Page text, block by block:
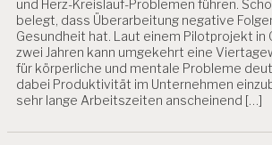
und Herz-Kreislauf-Problemen führen.
belegt, dass Überarbeitung negative
Gesundheit hat. Laut einem Pilotprojekt in
zwei Jahren kann umgekehrt eine
für körperliche und mentale Probleme
dabei Produktivität im Unternehmen
sehr lange Arbeitszeiten anscheinend […]